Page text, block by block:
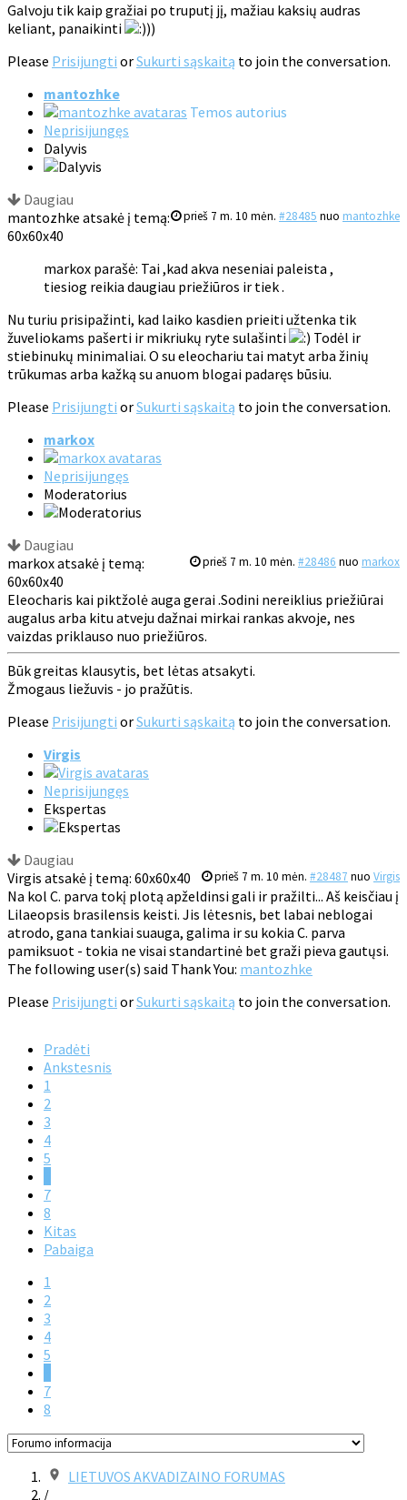
Galvoju tik kaip gražiai po truputį jį, mažiau kaksių audras
keliant, panaikinti
))
Please Prisijungti orSukurti sąskaitą to join the conversation.
mantozhke
Temos autorius
Neprisijungęs
Dalyvis
Daugiau
prieš 7 m. 10 mėn. #28485 nuo mantozhke
mantozhke atsakė į temą:
60x60x40
markox parašė: Tai ,kad akva neseniai paleista ,
tiesiog reikia daugiau priežiūros ir tiek .
Nu turiu prisipažinti, kad laiko kasdien prieiti užtenka tik
žuveliokams pašerti ir mikriukų ryte sulašinti
Todėl ir
stiebinukų minimaliai. O su eleochariu tai matyt arba žinių
trūkumas arba kažką su anuom blogai padaręs būsiu.
Please Prisijungti orSukurti sąskaitą to join the conversation.
markox
Neprisijungęs
Moderatorius
Daugiau
prieš 7 m. 10 mėn. #28486 nuo markox
markox atsakė į temą:
60x60x40
Eleocharis kai piktžolė auga gerai .Sodini nereiklius priežiūrai
augalus arba kitu atveju dažnai mirkai rankas akvoje, nes
vaizdas priklauso nuo priežiūros.
Būk greitas klausytis, bet lėtas atsakyti.
Žmogaus liežuvis - jo pražūtis.
Please Prisijungti orSukurti sąskaitą to join the conversation.
Virgis
Neprisijungęs
Ekspertas
Daugiau
prieš 7 m. 10 mėn. #28487 nuo Virgis
Virgis atsakė į temą: 60x60x40
Na kol C. parva tokį plotą apželdinsi gali ir pražilti... Aš keisčiau į
Lilaeopsis brasilensis keisti. Jis lėtesnis, bet labai neblogai
atrodo, gana tankiai suauga, galima ir su kokia C. parva
pamiksuot - tokia ne visai standartinė bet graži pieva gautųsi.
The following user(s) said Thank You: mantozhke
Please Prisijungti orSukurti sąskaitą to join the conversation.
Pradėti
Ankstesnis
1
2
3
4
5
7
8
Kitas
Pabaiga
1
2
3
4
5
7
8
LIETUVOS AKVADIZAINO FORUMAS
/